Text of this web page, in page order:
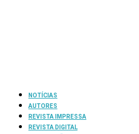
NOTÍCIAS
AUTORES
REVISTA IMPRESSA
REVISTA DIGITAL